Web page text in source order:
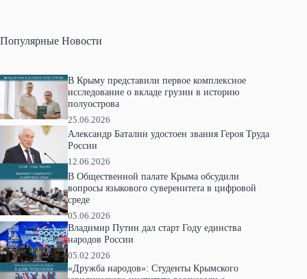
Популярные Новости
В Крыму представили первое комплексное
исследование о вкладе грузин в историю
полуострова
25.06.2026
Александр Баталин удостоен звания Героя Труда
России
12.06.2026
В Общественной палате Крыма обсудили
вопросы языкового суверенитета в цифровой
среде
05.06.2026
Владимир Путин дал старт Году единства
народов России
05.02.2026
«Дружба народов»: Студенты Крымского